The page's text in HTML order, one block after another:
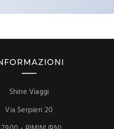
Shine Viaggi
Via Serpieri 20